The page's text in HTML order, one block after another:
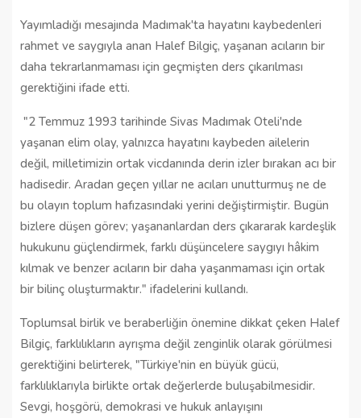
Yayımladığı mesajında Madımak'ta hayatını kaybedenleri
rahmet ve saygıyla anan Halef Bilgiç, yaşanan acıların bir
daha tekrarlanmaması için geçmişten ders çıkarılması
gerektiğini ifade etti.
"2 Temmuz 1993 tarihinde Sivas Madımak Oteli'nde
yaşanan elim olay, yalnızca hayatını kaybeden ailelerin
değil, milletimizin ortak vicdanında derin izler bırakan acı bir
hadisedir. Aradan geçen yıllar ne acıları unutturmuş ne de
bu olayın toplum hafızasındaki yerini değiştirmiştir. Bugün
bizlere düşen görev; yaşananlardan ders çıkararak kardeşlik
hukukunu güçlendirmek, farklı düşüncelere saygıyı hâkim
kılmak ve benzer acıların bir daha yaşanmaması için ortak
bir bilinç oluşturmaktır." ifadelerini kullandı.
Toplumsal birlik ve beraberliğin önemine dikkat çeken Halef
Bilgiç, farklılıkların ayrışma değil zenginlik olarak görülmesi
gerektiğini belirterek, "Türkiye'nin en büyük gücü,
farklılıklarıyla birlikte ortak değerlerde buluşabilmesidir.
Sevgi, hoşgörü, demokrasi ve hukuk anlayışını